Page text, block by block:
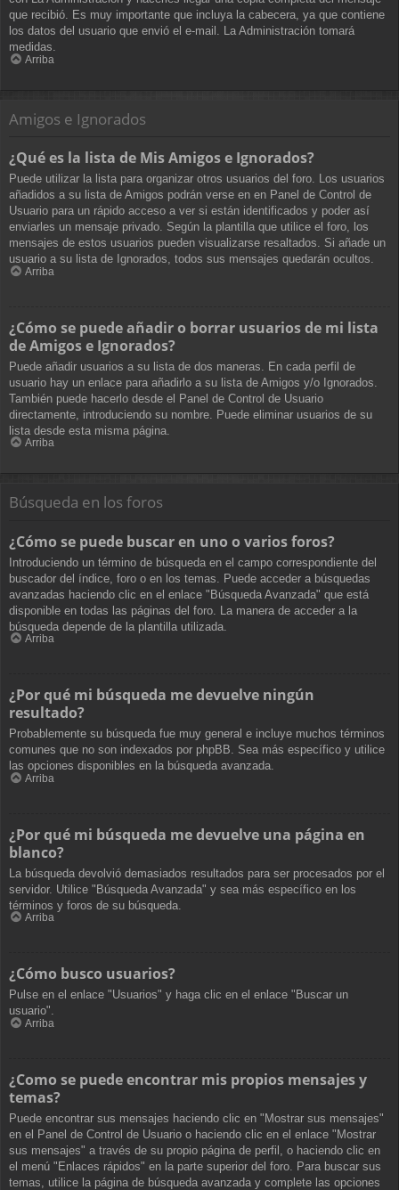
que recibió. Es muy importante que incluya la cabecera, ya que contiene
los datos del usuario que envió el e-mail. La Administración tomará
medidas.
Arriba
Amigos e Ignorados
¿Qué es la lista de Mis Amigos e Ignorados?
Puede utilizar la lista para organizar otros usuarios del foro. Los usuarios
añadidos a su lista de Amigos podrán verse en en Panel de Control de
Usuario para un rápido acceso a ver si están identificados y poder así
enviarles un mensaje privado. Según la plantilla que utilice el foro, los
mensajes de estos usuarios pueden visualizarse resaltados. Si añade un
usuario a su lista de Ignorados, todos sus mensajes quedarán ocultos.
Arriba
¿Cómo se puede añadir o borrar usuarios de mi lista
de Amigos e Ignorados?
Puede añadir usuarios a su lista de dos maneras. En cada perfil de
usuario hay un enlace para añadirlo a su lista de Amigos y/o Ignorados.
También puede hacerlo desde el Panel de Control de Usuario
directamente, introduciendo su nombre. Puede eliminar usuarios de su
lista desde esta misma página.
Arriba
Búsqueda en los foros
¿Cómo se puede buscar en uno o varios foros?
Introduciendo un término de búsqueda en el campo correspondiente del
buscador del índice, foro o en los temas. Puede acceder a búsquedas
avanzadas haciendo clic en el enlace "Búsqueda Avanzada" que está
disponible en todas las páginas del foro. La manera de acceder a la
búsqueda depende de la plantilla utilizada.
Arriba
¿Por qué mi búsqueda me devuelve ningún
resultado?
Probablemente su búsqueda fue muy general e incluye muchos términos
comunes que no son indexados por phpBB. Sea más específico y utilice
las opciones disponibles en la búsqueda avanzada.
Arriba
¿Por qué mi búsqueda me devuelve una página en
blanco?
La búsqueda devolvió demasiados resultados para ser procesados por el
servidor. Utilice "Búsqueda Avanzada" y sea más específico en los
términos y foros de su búsqueda.
Arriba
¿Cómo busco usuarios?
Pulse en el enlace "Usuarios" y haga clic en el enlace "Buscar un
usuario".
Arriba
¿Como se puede encontrar mis propios mensajes y
temas?
Puede encontrar sus mensajes haciendo clic en "Mostrar sus mensajes"
en el Panel de Control de Usuario o haciendo clic en el enlace "Mostrar
sus mensajes" a través de su propio página de perfil, o haciendo clic en
el menú "Enlaces rápidos" en la parte superior del foro. Para buscar sus
temas, utilice la página de búsqueda avanzada y complete las opciones